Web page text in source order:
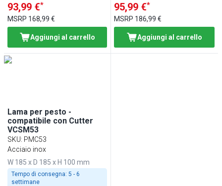
93,99 €*
MSRP 168,99 €
Aggiungi al carrello
95,99 €*
MSRP 186,99 €
Aggiungi al carrello
Lama per pesto -
compatibile con Cutter
VCSM53
SKU: PMC53
Acciaio inox
W 185 x D 185 x H 100 mm
Tempo di consegna: 5 - 6
settimane